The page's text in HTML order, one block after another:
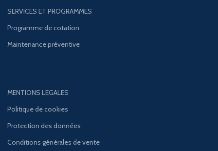
SERVICES ET PROGRAMMES
Programme de cotation
Maintenance préventive
MENTIONS LEGALES
Politique de cookies
Protection des données
Conditions générales de vente